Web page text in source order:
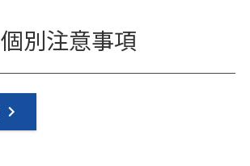
個別注意事項